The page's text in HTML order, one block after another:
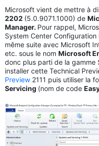
Microsoft vient de mettre à
2202 (5.0.9071.1000) de
Manager. Pour rappel,
System Center
même suite avec Microsoft
etc. sous le nom Microsoft
donc plus parti de la gamme
installer cette Technical
Preview 2111 puis utiliser la
Servicing (nom de code